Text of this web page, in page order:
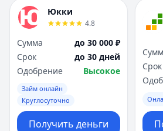
Юкки
4.8
Сумма
до 30 000 ₽
Срок
до 30 дней
Одобрение
Высокое
Займ онлайн
Круглосуточно
Получить деньги
Срок